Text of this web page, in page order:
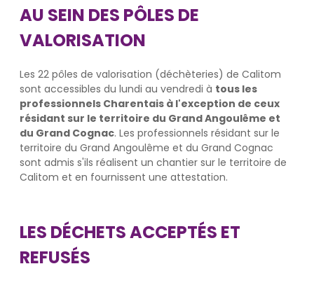
AU SEIN DES PÔLES DE
VALORISATION
Les 22 pôles de valorisation (déchèteries) de Calitom
sont accessibles du lundi au vendredi à tous les
professionnels Charentais à l'exception de ceux
résidant sur le territoire du Grand Angoulême et
du Grand Cognac. Les professionnels résidant sur le
territoire du Grand Angoulême et du Grand Cognac
sont admis s'ils réalisent un chantier sur le territoire de
Calitom et en fournissent une attestation.
LES DÉCHETS ACCEPTÉS ET
REFUSÉS